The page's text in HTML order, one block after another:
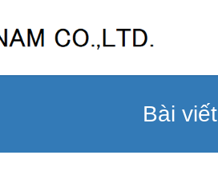
Bài viết